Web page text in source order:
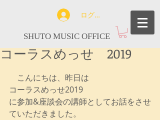
ログイン
SHUTO MUSIC OFFICE
コーラスめっせ 2019
こんにちは、昨日は
コーラスめっせ2019
に参加&座談会の講師としてお話をさせ
ていただきました。